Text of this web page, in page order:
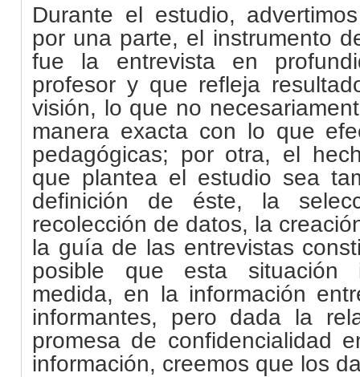
Durante el estudio,
por una parte, el instrumento
fue la entrevista en
profesor y que refleja
visión, lo que no
manera exacta con lo que
pedagógicas; por otra, el
que plantea el estudio sea
definición de éste, la
recolección de datos, la
la guía de las entrevistas
posible que esta situación
medida, en la información
informantes, pero dada la
promesa de confidencialidad
información, creemos que los